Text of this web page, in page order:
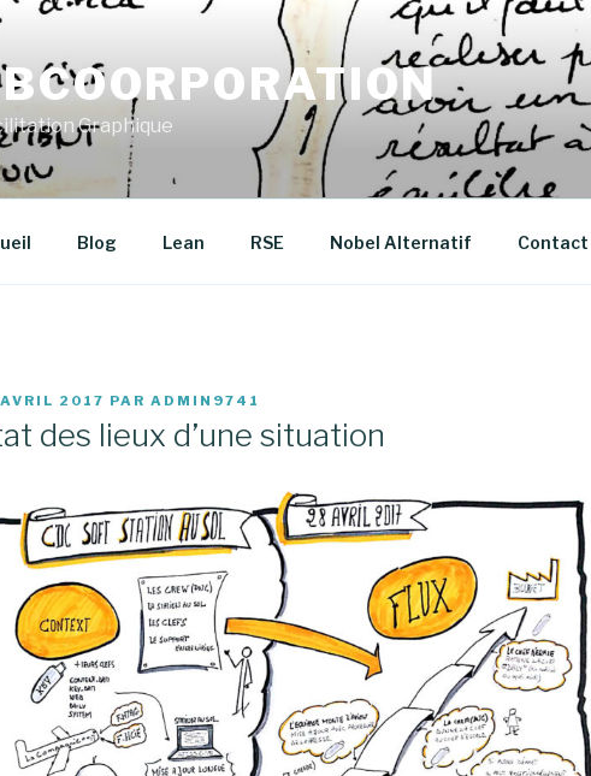
Graphique
Blog Lean RSE Nobel Alternatif Contact
2017 PAR ADMIN9741
des lieux d’une situation